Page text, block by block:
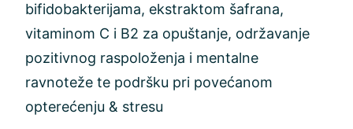
bifidobakterijama, ekstraktom šafrana,
vitaminom C i B2 za opuštanje, održavanje
pozitivnog raspoloženja i mentalne
ravnoteže te podršku pri povećanom
opterećenju & stresu